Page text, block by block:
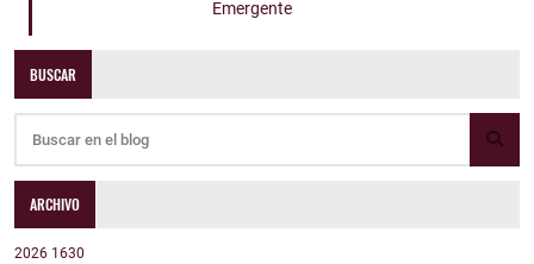
Emergente
BUSCAR
ARCHIVO
2026 1630